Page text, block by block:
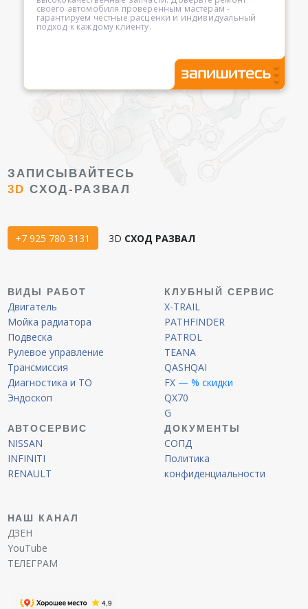
своего автомобиля проверенным мастерам -
гарантируем честные расценки и индивидуальный
подход к каждому клиенту.
ЗАПИСЫВАЙТЕСЬ
3D СХОД-РАЗВАЛ
+7 925 780 3131 3D СХОД РАЗВАЛ
ВИДЫ РАБОТ
Двигатель
Мойка радиатора
Подвеска
Рулевое управление
Трансмиссия
Диагностика и ТО
Эндоскоп
КЛУБНЫЙ СЕРВИС
X-TRAIL
PATHFINDER
PATROL
TEANA
QASHQAI
FX — % скидки
QX70
G
АВТОСЕРВИС
NISSAN
INFINITI
RENAULT
ДОКУМЕНТЫ
СОПД
Политика
конфиденциальности
НАШ КАНАЛ
ДЗЕН
YouTube
ТЕЛЕГРАМ